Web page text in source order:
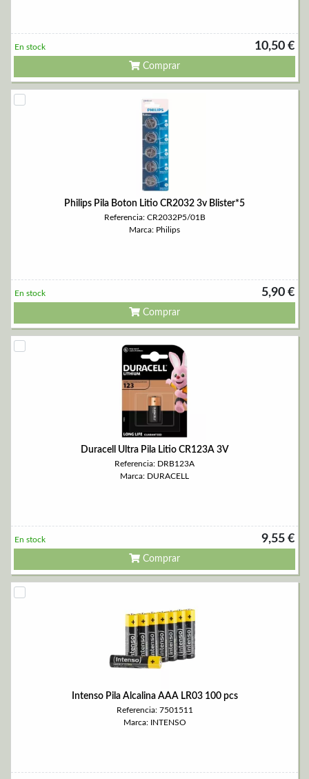
10,50 €
En stock
Comprar
Philips Pila Boton Litio CR2032 3v Blister*5
Referencia: CR2032P5/01B
Marca: Philips
5,90 €
En stock
Comprar
Duracell Ultra Pila Litio CR123A 3V
Referencia: DRB123A
Marca: DURACELL
9,55 €
En stock
Comprar
Intenso Pila Alcalina AAA LR03 100 pcs
Referencia: 7501511
Marca: INTENSO